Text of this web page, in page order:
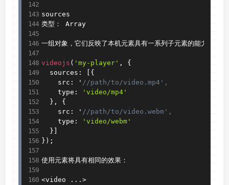
sources
类型： Array
一组对象，它们反映了本机元素具有一系列子元素的能力。
videojs ( 'my-player' ,
{
  sources
:
{
    src
: ' //path/to/video.mp4',
    type
:
'video/mp4'
} ,
{
    src
: ' //path/to/video.webm',
    type
:
'video/webm'
}
} ) ;
使用元素将具有相同的效果：
<video . . . >